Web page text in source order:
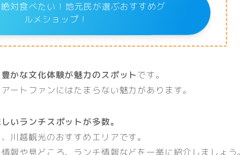
対食べたい！地元民が選ぶおすすめグ
ルメショップ！
かな文化体験が魅力のスポットです。
ートファンにはたまらない魅力があります。
いランチスポットが多数。
川越観光のおすすめエリアです。
報や見どころ、ランチ情報などを一挙に紹介しましょう。